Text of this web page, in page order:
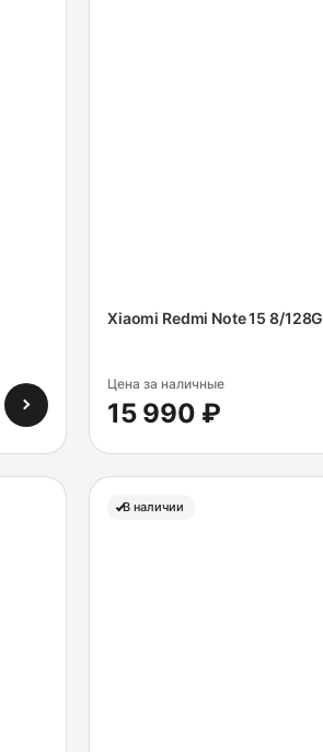
Xiaomi Redmi Note 15 8/
Цена за наличные
15 990 ₽
В наличии